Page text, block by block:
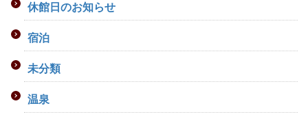
休館日のお知らせ
宿泊
未分類
温泉